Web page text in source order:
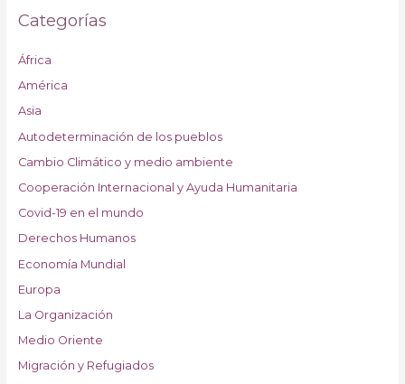
Categorías
África
América
Asia
Autodeterminación de los pueblos
Cambio Climático y medio ambiente
Cooperación Internacional y Ayuda Humanitaria
Covid-19 en el mundo
Derechos Humanos
Economía Mundial
Europa
La Organización
Medio Oriente
Migración y Refugiados